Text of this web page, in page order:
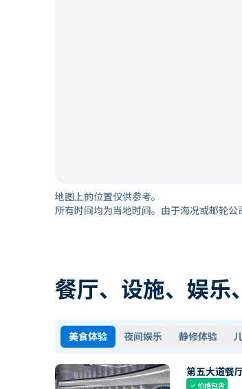
地图上的位置仅供参考。
所有时间均为当地时间。由于海况或邮轮公
餐厅、设施、娱乐
美食体验 夜间娱乐 静修体验
第五大道餐
check价格包含